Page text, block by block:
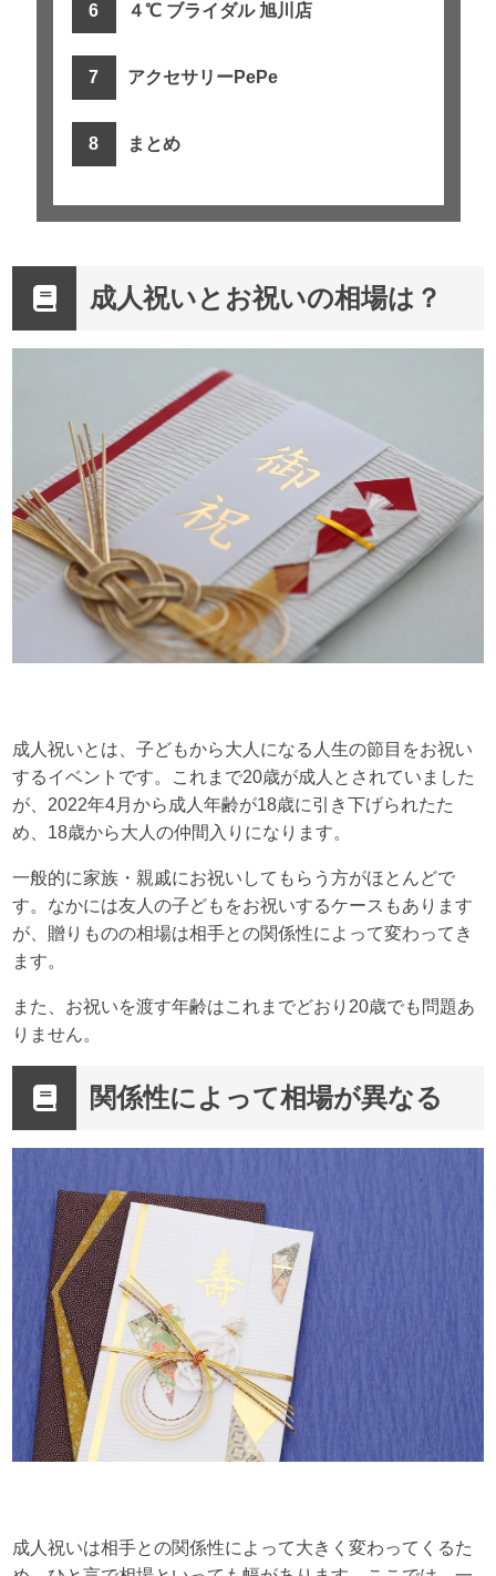
４℃ ブライダル 旭川店
アクセサリーPePe
まとめ
成人祝いとお祝いの相場は？
成人祝いとは、子どもから大人になる人生の節目をお祝い
するイベントです。これまで20歳が成人とされていました
が、2022年4月から成人年齢が18歳に引き下げられたた
め、18歳から大人の仲間入りになります。
一般的に家族・親戚にお祝いしてもらう方がほとんどで
す。なかには友人の子どもをお祝いするケースもあります
が、贈りものの相場は相手との関係性によって変わってき
ます。
また、お祝いを渡す年齢はこれまでどおり20歳でも問題あ
りません。
関係性によって相場が異なる
成人祝いは相手との関係性によって大きく変わってくるた